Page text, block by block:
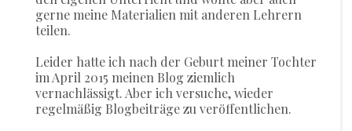
gerne meine Materialien mit anderen Lehrern
teilen.
Leider hatte ich nach der Geburt meiner Tochter
im April 2015 meinen Blog ziemlich
vernachlässigt. Aber ich versuche, wieder
regelmäßig Blogbeiträge zu veröffentlichen.